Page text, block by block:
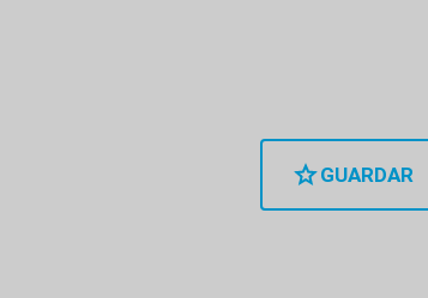
GUARDAR